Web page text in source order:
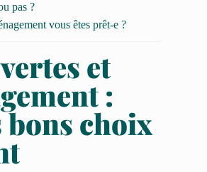
pas ?
vous êtes prêt-e ?
et
:
choix